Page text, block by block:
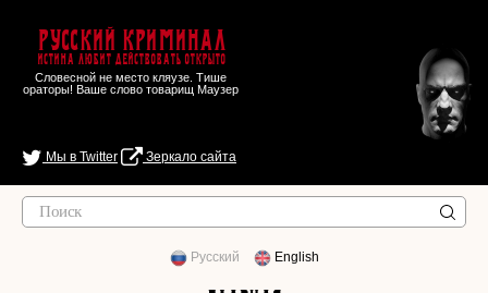
Русский Криминал
Истина любит действовать открыто
Словесной не место кляузе. Тише
ораторы! Ваше слово товарищ Маузер
Мы в Twitter Зеркало сайта
Русский English